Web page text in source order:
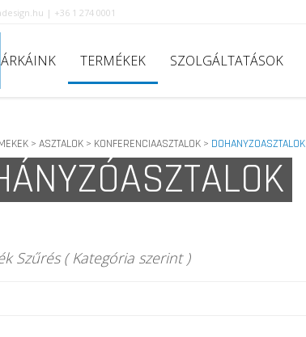
| +36 1 274 0001
TERMÉKEK SZOLGÁLTATÁSOK
> ASZTALOK > KONFERENCIAASZTALOK > DOHANYZOASZTALOK
Szűrés ( Kategória szerint )